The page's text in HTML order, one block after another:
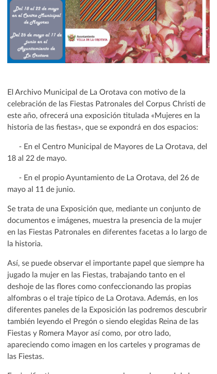
El Archivo Municipal de La Orotava con motivo de la
celebración de las Fiestas Patronales del Corpus Christi de
este año, ofrecerá una exposición titulada «Mujeres en la
historia de las fiestas», que se expondrá en dos espacios:
- En el Centro Municipal de Mayores de La Orotava, del
18 al 22 de mayo.
- En el propio Ayuntamiento de La Orotava, del 26 de
mayo al 11 de junio.
Se trata de una Exposición que, mediante un conjunto de
documentos e imágenes, muestra la presencia de la mujer
en las Fiestas Patronales en diferentes facetas a lo largo de
la historia.
Así, se puede observar el importante papel que siempre ha
jugado la mujer en las Fiestas, trabajando tanto en el
deshoje de las flores como confeccionando las propias
alfombras o el traje típico de La Orotava. Además, en los
diferentes paneles de la Exposición las podremos descubrir
también leyendo el Pregón o siendo elegidas Reina de las
Fiestas y Romera Mayor así como, por otro lado,
apareciendo como imagen en los carteles y programas de
las Fiestas.